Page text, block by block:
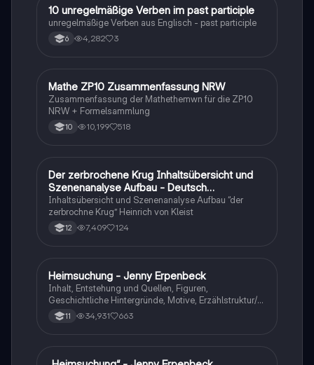
1 Englisch
10 unregelmäßige Verben im past participle
unregelmäßige Verben aus Englisch - past participle
6 4,282 3
Mathe
Mathe ZP10 Zusammenfassung NRW
Zusammenfassung der Mathethemwn für die ZP10
NRW + Formelsammlung
10 10,199 518
Deutsch
Der zerbrochene Krug Inhaltsübersicht und
Szenenanalyse Aufbau - Deutsch
Q1/Q2/Abitur
Inhaltsübersicht und Szenenanalyse Aufbau “der
zerbrochne Krug” Heinrich von Kleist
12 7,409 124
Deutsch
Heimsuchung - Jenny Erpenbeck
Inhalt, Entstehung und Quellen, Figuren,
Geschichtliche Hintergründe, Motive, Erzählstruktur/-
stil 11 34,931 663